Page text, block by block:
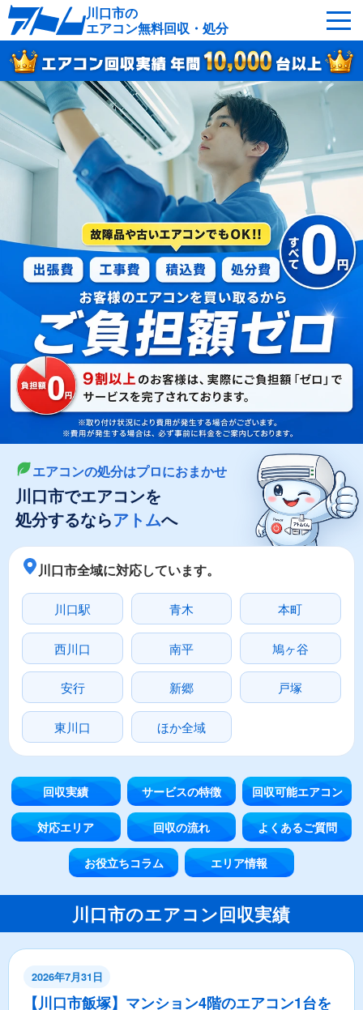
川口市の
エアコン無料回収・処分
サービスの特徴 回収可能なエアコン
対応エリア 回収の流れ
よくあるご質問 運営会社
川口市へ無料出張
最短即日 お急ぎの方はこちら
050-5482-9461
受付：24時間年中無休（通話料無料）
LINEやメールでカンタン依頼
メールで回収依頼 LINEで回収依頼
エアコンの処分はプロにおまかせ
川口市でエアコンを
処分するならアトムへ
川口市全域に対応しています。
川口駅 青木 本町
西川口 南平 鳩ヶ谷
安行 新郷 戸塚
東川口 ほか全域
回収実績 サービスの特徴 回収可能エアコン
対応エリア 回収の流れ よくあるご質問
お役立ちコラム エリア情報
川口市のエアコン回収実績
2026年7月31日
【川口市飯塚】マンション4階のエアコン1台を